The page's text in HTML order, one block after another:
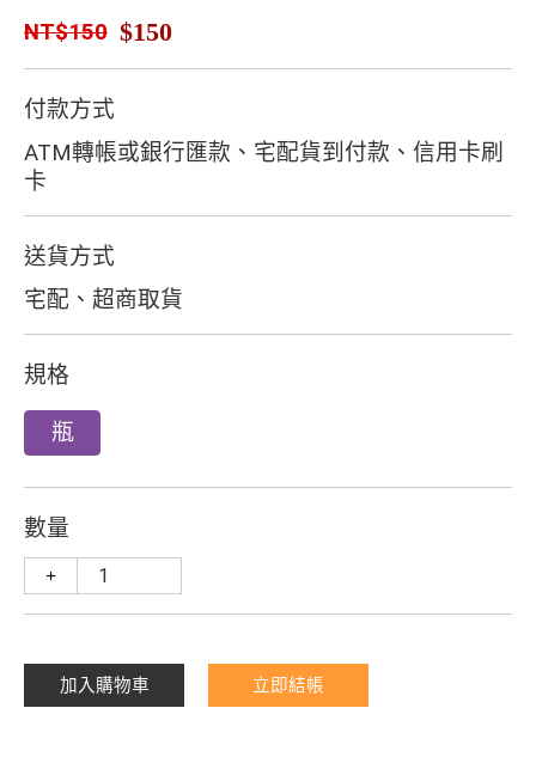
NT$150 $150
付款方式
ATM轉帳或銀行匯款、宅配貨到付款、信用卡刷
卡
送貨方式
宅配、超商取貨
規格
瓶
數量
+
加入購物車 立即結帳